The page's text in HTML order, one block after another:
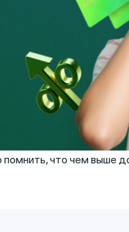
возможность
прибыль
в случае потери
акции,
и т.д. Инвестируя
помнить, что чем выше